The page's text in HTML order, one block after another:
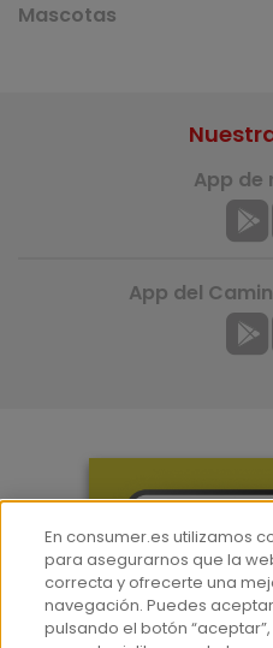
Mascotas
App de
App del
En consumer.es utilizamos
para asegurarnos que la
correcta y ofrecerte una
navegación. Puedes
pulsando el botón